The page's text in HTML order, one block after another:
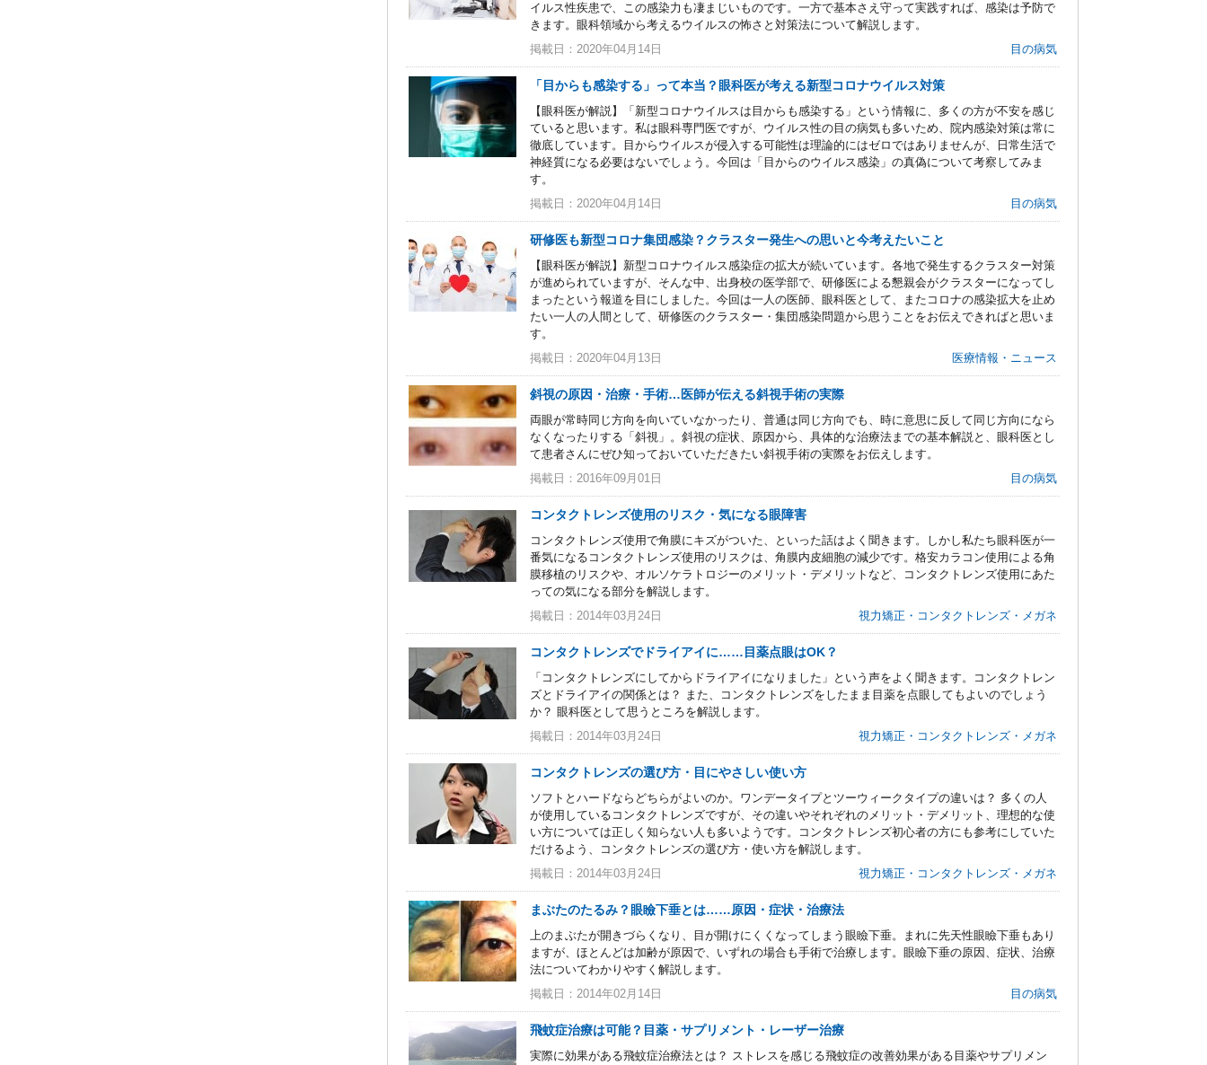
イルス性疾患で、この感染力も凄まじいものです。一方で基本さえ守って実践すれば、感染は予防で
きます。眼科領域から考えるウイルスの怖さと対策法について解説します。
掲載日：2020年04月14日
目の病気
「目からも感染する」って本当？眼科医が考える新型コロナウイルス対策
【眼科医が解説】「新型コロナウイルスは目からも感染する」という情報に、多くの方が不安を感じ
ていると思います。私は眼科専門医ですが、ウイルス性の目の病気も多いため、院内感染対策は常に
徹底しています。目からウイルスが侵入する可能性は理論的にはゼロではありませんが、日常生活で
神経質になる必要はないでしょう。今回は「目からのウイルス感染」の真偽について考察してみま
す。
掲載日：2020年04月14日
目の病気
研修医も新型コロナ集団感染？クラスター発生への思いと今考えたいこと
【眼科医が解説】新型コロナウイルス感染症の拡大が続いています。各地で発生するクラスター対策
が進められていますが、そんな中、出身校の医学部で、研修医による懇親会がクラスターになってし
まったという報道を目にしました。今回は一人の医師、眼科医として、またコロナの感染拡大を止め
たい一人の人間として、研修医のクラスター・集団感染問題から思うことをお伝えできればと思いま
す。
掲載日：2020年04月13日
医療情報・ニュース
斜視の原因・治療・手術…医師が伝える斜視手術の実際
両眼が常時同じ方向を向いていなかったり、普通は同じ方向でも、時に意思に反して同じ方向になら
なくなったりする「斜視」。斜視の症状、原因から、具体的な治療法までの基本解説と、眼科医とし
て患者さんにぜひ知っておいていただきたい斜視手術の実際をお伝えします。
掲載日：2016年09月01日
目の病気
コンタクトレンズ使用のリスク・気になる眼障害
コンタクトレンズ使用で角膜にキズがついた、といった話はよく聞きます。しかし私たち眼科医が一
番気になるコンタクトレンズ使用のリスクは、角膜内皮細胞の減少です。格安カラコン使用による角
膜移植のリスクや、オルソケラトロジーのメリット・デメリットなど、コンタクトレンズ使用にあた
っての気になる部分を解説します。
掲載日：2014年03月24日
視力矯正・コンタクトレンズ・メガネ
コンタクトレンズでドライアイに……目薬点眼はOK？
「コンタクトレンズにしてからドライアイになりました」という声をよく聞きます。コンタクトレン
ズとドライアイの関係とは？ また、コンタクトレンズをしたまま目薬を点眼してもよいのでしょう
か？ 眼科医として思うところを解説します。
掲載日：2014年03月24日
視力矯正・コンタクトレンズ・メガネ
コンタクトレンズの選び方・目にやさしい使い方
ソフトとハードならどちらがよいのか。ワンデータイプとツーウィークタイプの違いは？ 多くの人
が使用しているコンタクトレンズですが、その違いやそれぞれのメリット・デメリット、理想的な使
い方については正しく知らない人も多いようです。コンタクトレンズ初心者の方にも参考にしていた
だけるよう、コンタクトレンズの選び方・使い方を解説します。
掲載日：2014年03月24日
視力矯正・コンタクトレンズ・メガネ
まぶたのたるみ？眼瞼下垂とは……原因・症状・治療法
上のまぶたが開きづらくなり、目が開けにくくなってしまう眼瞼下垂。まれに先天性眼瞼下垂もあり
ますが、ほとんどは加齢が原因で、いずれの場合も手術で治療します。眼瞼下垂の原因、症状、治療
法についてわかりやすく解説します。
掲載日：2014年02月14日
目の病気
飛蚊症治療は可能？目薬・サプリメント・レーザー治療
実際に効果がある飛蚊症治療法とは？ ストレスを感じる飛蚊症の改善効果がある目薬やサプリメン